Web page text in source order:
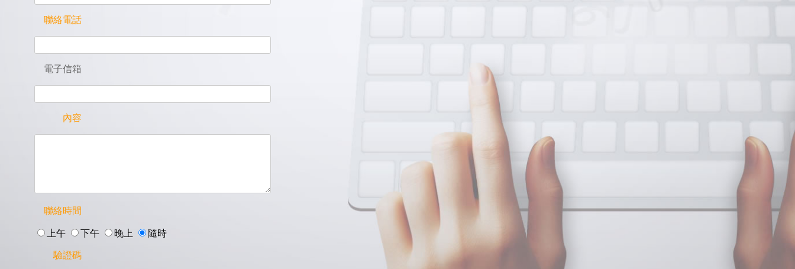
聯絡電話
電子信箱
內容
聯絡時間
上午 下午 晚上 隨時
驗證碼